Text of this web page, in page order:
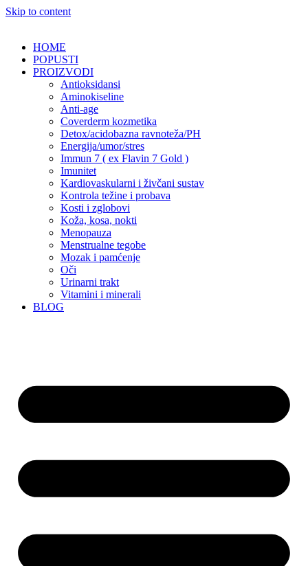
Skip to content
HOME
POPUSTI
PROIZVODI
Antioksidansi
Aminokiseline
Anti-age
Coverderm kozmetika
Detox/acidobazna ravnoteža/PH
Energija/umor/stres
Immun 7 ( ex Flavin 7 Gold )
Imunitet
Kardiovaskularni i živčani sustav
Kontrola težine i probava
Kosti i zglobovi
Koža, kosa, nokti
Menopauza
Menstrualne tegobe
Mozak i pamćenje
Oči
Urinarni trakt
Vitamini i minerali
BLOG